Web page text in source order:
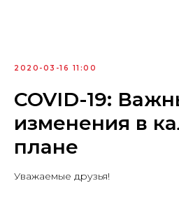
2020-03-16 11:00
COVID-19:
изменения в
плане
Уважаемые друзья!